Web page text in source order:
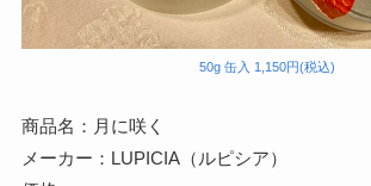
50g 缶入 1,150円(税込)
商品名：月に咲く
メーカー：LUPICIA（ルピシア）